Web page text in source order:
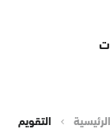
الرئيسية التقويم